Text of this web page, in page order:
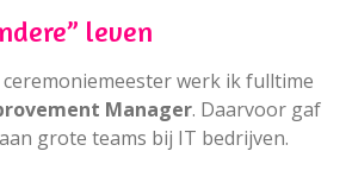
leven
werk ik fulltime
Manager. Daarvoor gaf
grote teams bij IT bedrijven.